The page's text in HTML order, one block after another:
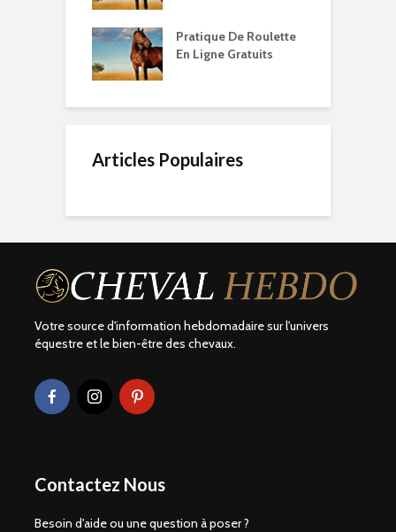
Pratique De Roulette
En Ligne Gratuits
Articles Populaires
Votre source d'information hebdomadaire sur l'univers
équestre et le bien-être des chevaux.
Contactez Nous
Besoin d'aide ou une question à poser ?